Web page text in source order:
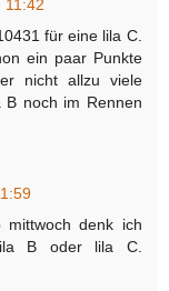
11:42
für eine lila C.
ein paar Punkte
nicht allzu viele
B noch im Rennen
mittwoch denk ich
B oder lila C.